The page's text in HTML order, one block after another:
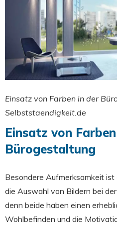
Einsatz von Farben in der
Selbststaendigkeit.de
Einsatz von
Bürogestaltung
Besondere Aufmerksamkeit ist
die Auswahl von Bildern bei
denn beide haben einen
Wohlbefinden und die